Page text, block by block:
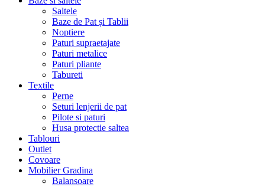
Saltele
Baze de Pat și Tablii
Noptiere
Paturi supraetajate
Paturi metalice
Paturi pliante
Tabureti
Textile
Perne
Seturi lenjerii de pat
Pilote si paturi
Husa protectie saltea
Tablouri
Outlet
Covoare
Mobilier Gradina
Balansoare